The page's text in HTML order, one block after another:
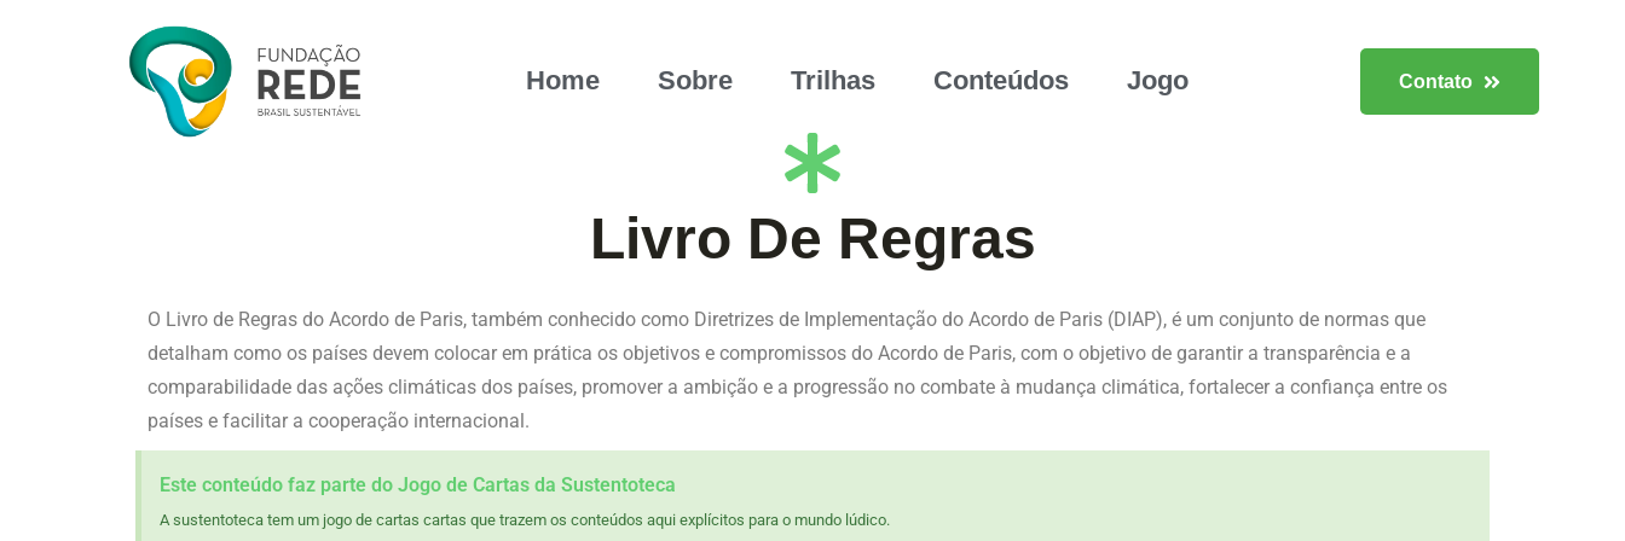
Home Sobre Trilhas Conteúdos Jogo Contato
Livro De Regras
O Livro de Regras do Acordo de Paris, também conhecido como Diretrizes de Implementação do Acordo de Paris (DIAP), é um conjunto de normas que
detalham como os países devem colocar em prática os objetivos e compromissos do Acordo de Paris, com o objetivo de garantir a transparência e a
comparabilidade das ações climáticas dos países, promover a ambição e a progressão no combate à mudança climática, fortalecer a confiança entre os
países e facilitar a cooperação internacional.
Este conteúdo faz parte do Jogo de Cartas da Sustentoteca
A sustentoteca tem um jogo de cartas cartas que trazem os conteúdos aqui explícitos para o mundo lúdico.